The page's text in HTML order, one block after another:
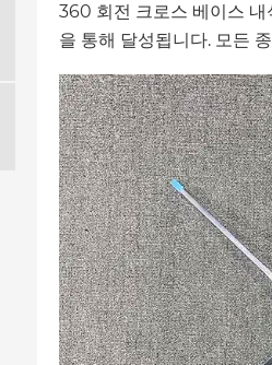
360 회전 크로스 베이스 내
을 통해 달성됩니다. 모든